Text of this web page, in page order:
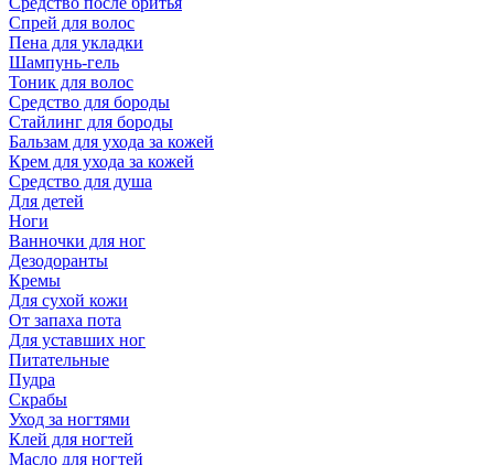
Спрей для волос
Пена для укладки
Шампунь-гель
Тоник для волос
Средство для бороды
Стайлинг для бороды
Бальзам для ухода за кожей
Крем для ухода за кожей
Средство для душа
Для детей
Ноги
Ванночки для ног
Дезодоранты
Кремы
Для сухой кожи
От запаха пота
Для уставших ног
Питательные
Пудра
Скрабы
Уход за ногтями
Клей для ногтей
Масло для ногтей